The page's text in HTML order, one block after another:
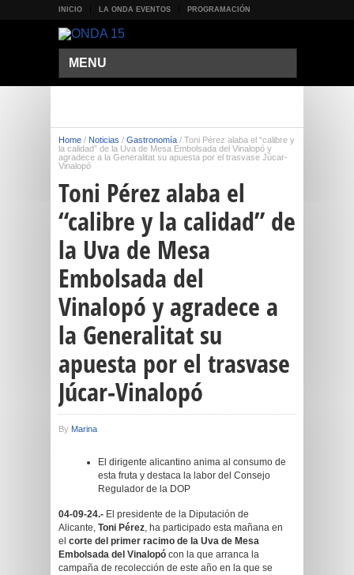
INICIO LA ONDA EVENTOS PROGRAMACIÓN
MENU
Home / Noticias / Gastronomía / Toni Pérez alaba el “calibre y
la calidad” de la Uva de Mesa Embolsada del Vinalopó y
agradece a la Generalitat su apuesta por el trasvase Júcar-
Vinalopó
Toni Pérez alaba el
“calibre y la calidad” de
la Uva de Mesa
Embolsada del
Vinalopó y agradece a
la Generalitat su
apuesta por el trasvase
Júcar-Vinalopó
By Marina
El dirigente alicantino anima al consumo de
esta fruta y destaca la labor del Consejo
Regulador de la DOP
04-09-24.- El presidente de la Diputación de
Alicante, Toni Pérez, ha participado esta mañana en
el corte del primer racimo de la Uva de Mesa
Embolsada del Vinalopó con la que arranca la
campaña de recolección de este año en la que se